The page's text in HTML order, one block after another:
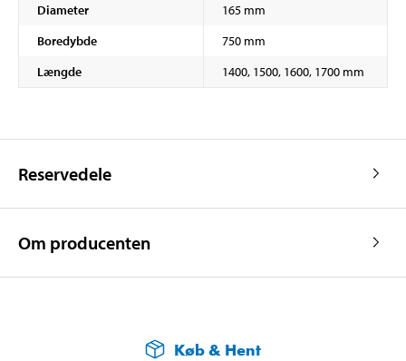
Diameter
165 mm
Boredybde
750 mm
Længde
1400, 1500, 1600, 1700 mm
Reservedele
Om producenten
Køb & Hent